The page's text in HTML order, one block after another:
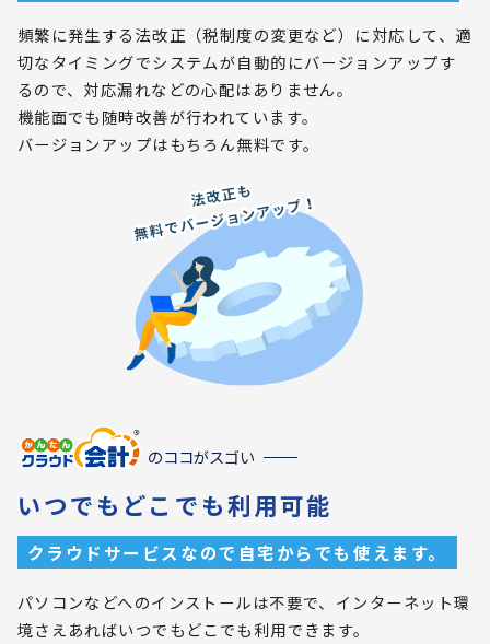
頻繁に発生する法改正（税制度の変更など）に対応して、適
切なタイミングでシステムが自動的にバージョンアップす
るので、対応漏れなどの心配はありません。
機能面でも随時改善が行われています。
バージョンアップはもちろん無料です。
のココがスゴい
いつでもどこでも利用可能
クラウドサービスなので自宅からでも使えます。
パソコンなどへのインストールは不要で、インターネット環
境さえあればいつでもどこでも利用できます。